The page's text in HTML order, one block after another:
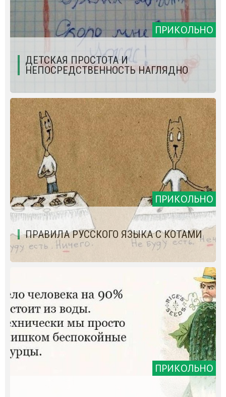
ПРИКОЛЬНО
ДЕТСКАЯ ПРОСТОТА И
НЕПОСРЕДСТВЕННОСТЬ НАГЛЯДНО
ПРИКОЛЬНО
ПРАВИЛА РУССКОГО ЯЗЫКА С КОТАМИ
ПРИКОЛЬНО